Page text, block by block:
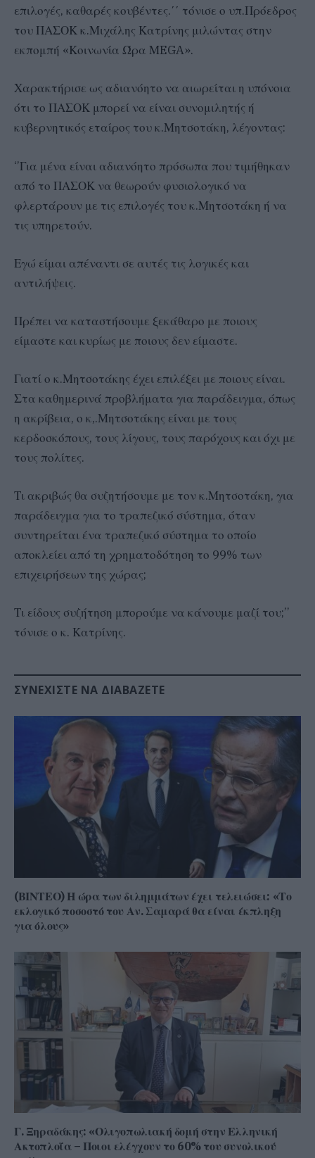
επιλογές, καθαρές κουβέντες.΄΄ τόνισε ο υπ.Πρόεδρος
του ΠΑΣΟΚ κ.Μιχάλης Κατρίνης μιλώντας στην
εκπομπή «Κοινωνία Ώρα ΜEGA».
Χαρακτήρισε ως αδιανόητο να αιωρείται η υπόνοια
ότι το ΠΑΣΟΚ μπορεί να είναι συνομιλητής ή
κυβερνητικός εταίρος του κ.Μητσοτάκη, λέγοντας:
‘’Για μένα είναι αδιανόητο πρόσωπα που τιμήθηκαν
από το ΠΑΣΟΚ να θεωρούν φυσιολογικό να
φλερτάρουν με τις επιλογές του κ.Μητσοτάκη ή να
τις υπηρετούν.
Εγώ είμαι απέναντι σε αυτές τις λογικές και
αντιλήψεις.
Πρέπει να καταστήσουμε ξεκάθαρο με ποιους
είμαστε και κυρίως με ποιους δεν είμαστε.
Γιατί ο κ.Μητσοτάκης έχει επιλέξει με ποιους είναι.
Στα καθημερινά προβλήματα για παράδειγμα, όπως
η ακρίβεια, ο κ,.Μητσοτάκης είναι με τους
κερδοσκόπους, τους λίγους, τους παρόχους και όχι με
τους πολίτες.
Τι ακριβώς θα συζητήσουμε με τον κ.Μητσοτάκη, για
παράδειγμα για το τραπεζικό σύστημα, όταν
συντηρείται ένα τραπεζικό σύστημα το οποίο
αποκλείει από τη χρηματοδότηση το 99% των
επιχειρήσεων της χώρας;
Τι είδους συζήτηση μπορούμε να κάνουμε μαζί του;’’
τόνισε ο κ. Κατρίνης.
ΣΥΝΕΧΊΣΤΕ ΝΑ ΔΙΑΒΆΖΕΤΕ
(ΒΙΝΤΕΟ) Η ώρα των διλημμάτων έχει τελειώσει: «Το
εκλογικό ποσοστό του Αν. Σαμαρά θα είναι έκπληξη
για όλους»
Γ. Ξηραδάκης: «Ολιγοπωλιακή δομή στην Ελληνική
Ακτοπλοΐα – Ποιοι ελέγχουν το 60% του συνολικού